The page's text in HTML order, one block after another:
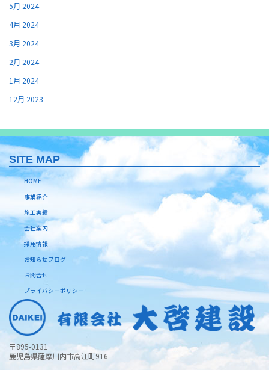
5月 2024
4月 2024
3月 2024
2月 2024
1月 2024
12月 2023
SITE MAP
HOME
事業紹介
施工実績
会社案内
採用情報
お知らせブログ
お問合せ
プライバシーポリシー
〒895-0131
鹿児島県薩摩川内市高江町916